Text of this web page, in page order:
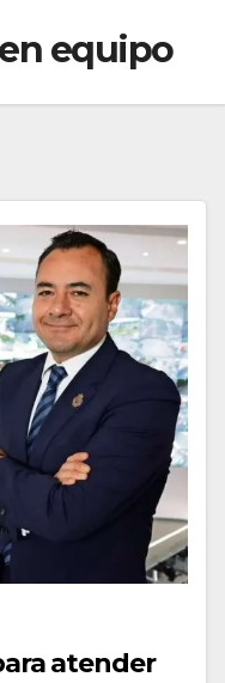
equipo
atender